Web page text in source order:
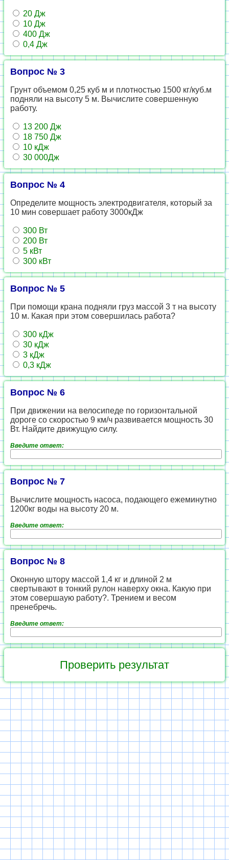
20 Дж
10 Дж
400 Дж
0,4 Дж
Вопрос № 3
Грунт объемом 0,25 куб м и плотностью 1500 кг/куб.м
подняли на высоту 5 м. Вычислите совершенную
работу.
13 200 Дж
18 750 Дж
10 кДж
30 000Дж
Вопрос № 4
Определите мощность электродвигателя, который за
10 мин совершает работу 3000кДж
300 Вт
200 Вт
5 кВт
300 кВт
Вопрос № 5
При помощи крана подняли груз массой 3 т на высоту
10 м. Какая при этом совершилась работа?
300 кДж
30 кДж
3 кДж
0,3 кДж
Вопрос № 6
При движении на велосипеде по горизонтальной
дороге со скоростью 9 км/ч развивается мощность 30
Вт. Найдите движущую силу.
Введите ответ:
Вопрос № 7
Вычислите мощность насоса, подающего ежеминутно
1200кг воды на высоту 20 м.
Введите ответ:
Вопрос № 8
Оконную штору массой 1,4 кг и длиной 2 м
свертывают в тонкий рулон наверху окна. Какую при
этом совершаую работу?. Трением и весом
пренебречь.
Введите ответ: